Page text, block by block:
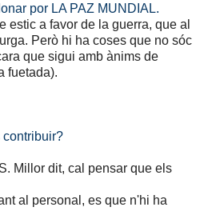
por LA PAZ MUNDIAL.
estic a favor de la guerra, que al
Però hi ha coses que no sóc
que sigui amb ànims de
fuetada).
contribuir?
Millor dit, cal pensar que els
al personal, es que n'hi ha